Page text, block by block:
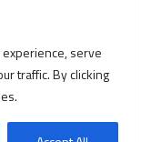
serve
traffic. By clicking
Documentation